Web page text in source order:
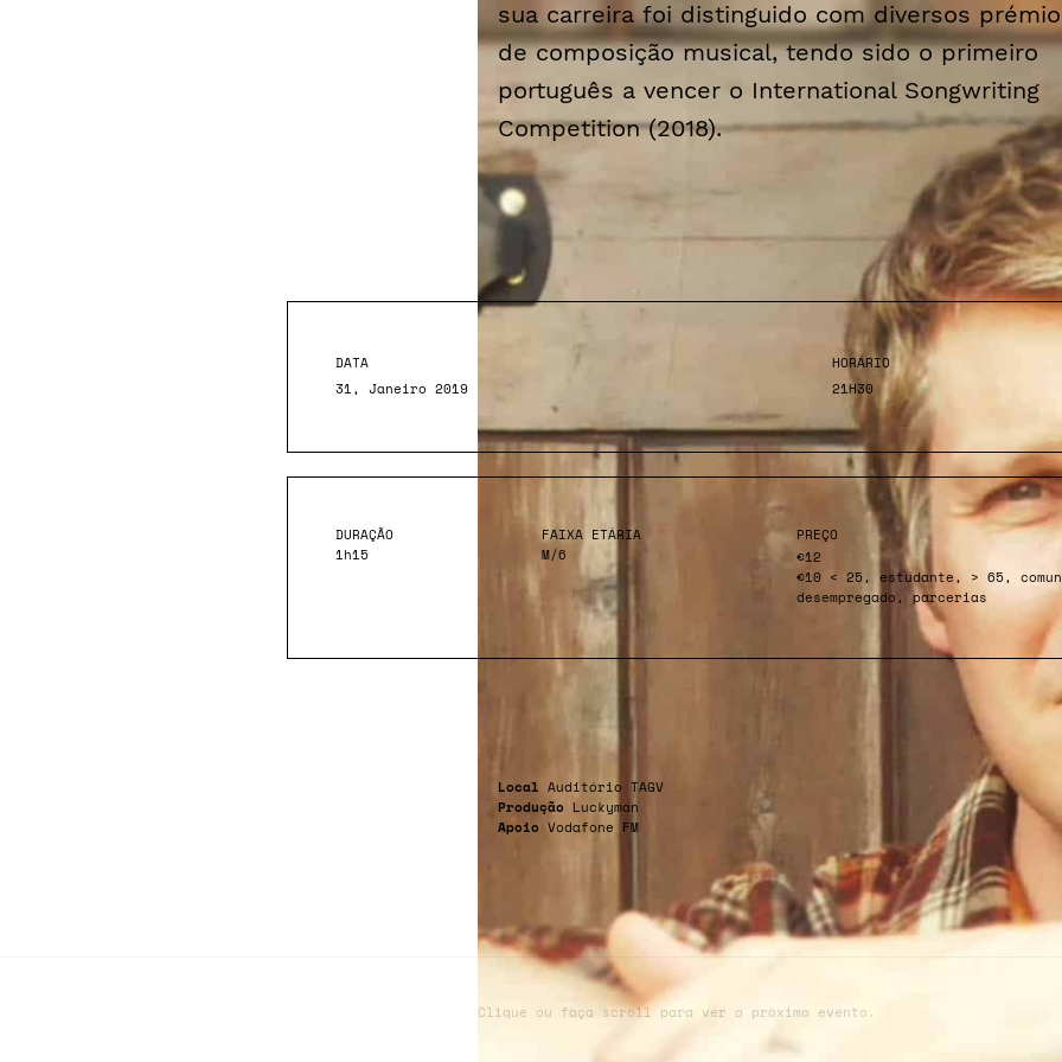
sua carreira foi distinguido com diversos
de composição musical, tendo sido o primeiro
português a vencer o International Songwriting
Competition (2018).
DATA
31, Janeiro 2019
HORÁRIO
21H30
DURAÇÃO
1h15
FAIXA ETÁRIA
M/6
PREÇO
€12
€10 < 25, estudante, > 65,
desempregado, parcerias
Local Auditório TAGV
Produção Luckyman
Apoio Vodafone FM
Clique ou faça scroll para ver o próximo evento.